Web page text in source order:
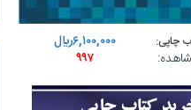
چاپی:
۶,۱۰۰,۰۰۰ريال
۹۹۷